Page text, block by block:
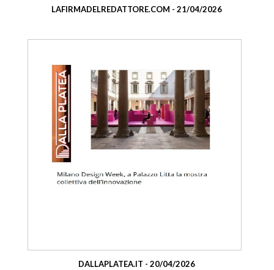
LAFIRMADELREDATTORE.COM - 21/04/2026
DALLAPLATEA.IT - 20/04/2026